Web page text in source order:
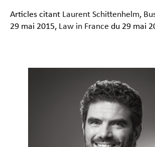
Articles citant Laurent Schittenhelm,
29 mai 2015, Law in France du 29 mai